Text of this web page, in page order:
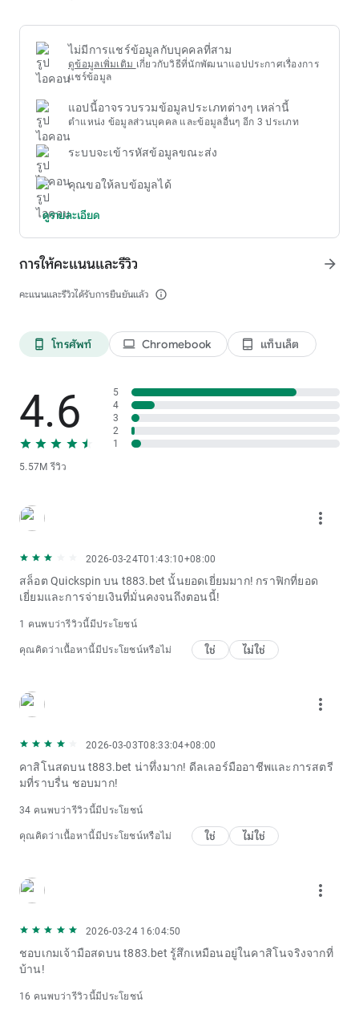
ไม่มีการแชร์ข้อมูลกับบุคคลที่สาม
ดูข้อมูลเพิ่มเติม เกี่ยวกับวิธีที่นักพัฒนาแอปประกาศเรื่องการ
แชร์ข้อมูล
แอปนี้อาจรวบรวมข้อมูลประเภทต่างๆ เหล่านี้
ตำแหน่ง ข้อมูลส่วนบุคคล และข้อมูลอื่นๆ อีก 3 ประเภท
ระบบจะเข้ารหัสข้อมูลขณะส่ง
คุณขอให้ลบข้อมูลได้
ดูรายละเอียด
การให้คะแนนและรีวิว
คะแนนและรีวิวได้รับการยืนยันแล้ว info_outline
arrow_forward
phone_android โทรศัพท์ laptop Chromebook tablet_android แท็บเล็ต
4.6
5.57M รีวิว
5
4
3
2
1
more_vert
2026-03-24T01:43:10+08:00
สล็อต Quickspin บน t883.bet นั้นยอดเยี่ยมมาก! กราฟิกที่ยอด
เยี่ยมและการจ่ายเงินที่มั่นคงจนถึงตอนนี้!
1 คนพบว่ารีวิวนี้มีประโยชน์
คุณคิดว่าเนื้อหานี้มีประโยชน์หรือไม่ ใช่ ไม่ใช่
more_vert
2026-03-03T08:33:04+08:00
คาสิโนสดบน t883.bet น่าทึ่งมาก! ดีลเลอร์มืออาชีพและการสตรี
มที่ราบรื่น ชอบมาก!
34 คนพบว่ารีวิวนี้มีประโยชน์
คุณคิดว่าเนื้อหานี้มีประโยชน์หรือไม่ ใช่ ไม่ใช่
more_vert
2026-03-24 16:04:50
ชอบเกมเจ้ามือสดบน t883.bet รู้สึกเหมือนอยู่ในคาสิโนจริงจากที่
บ้าน!
16 คนพบว่ารีวิวนี้มีประโยชน์